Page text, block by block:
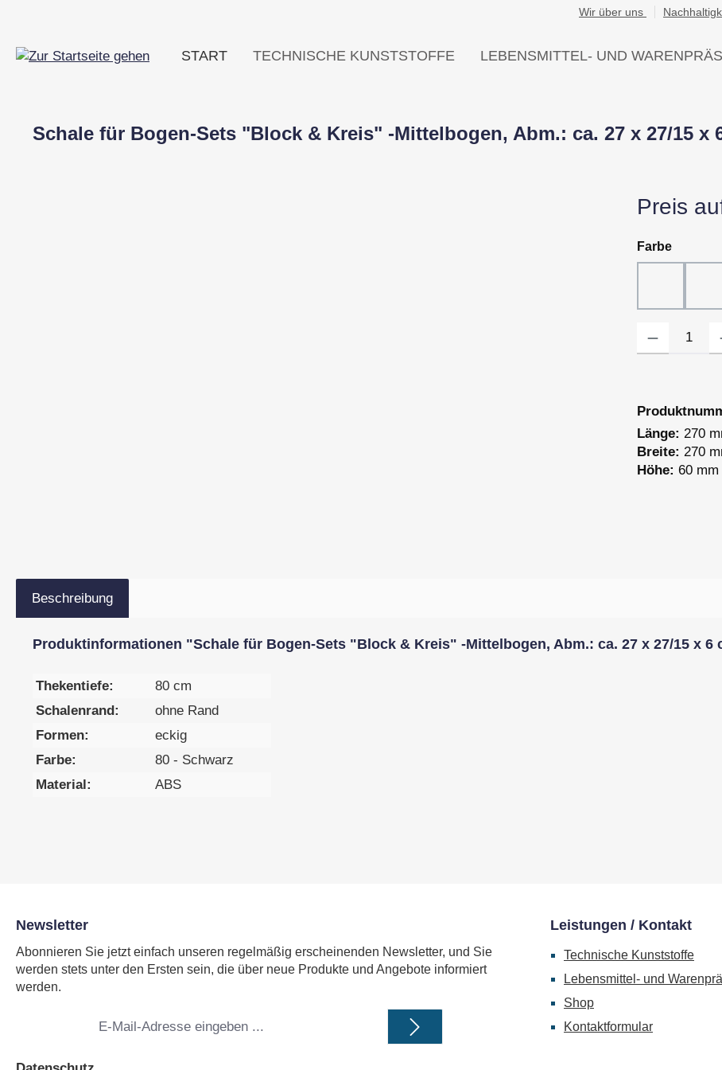
Wir über uns
START TECHNISCHE KUNSTSTOFFE LEBENSMITTEL- UND
Schale für Bogen-Sets "Block & Kreis" -Mittelbogen, Abm.: ca. 27 x 27/15 x
Preis
Farbe
Länge: 270
Breite: 270
Höhe: 60 mm
Beschreibung
Produktinformationen "Schale für Bogen-Sets "Block & Kreis" -Mittelbogen, Abm.: ca. 27 x 27/15 x 6
Thekentiefe:
80 cm
Schalenrand:
ohne Rand
Formen:
eckig
Farbe:
80 - Schwarz
Material:
ABS
Newsletter
Abonnieren Sie jetzt einfach unseren regelmäßig erscheinenden Newsletter, und Sie
werden stets unter den Ersten sein, die über neue Produkte und Angebote informiert
werden.
Mail-
Leistungen / Kontakt
Technische Kunststoffe
Lebensmittel- und
Shop
Kontaktformular